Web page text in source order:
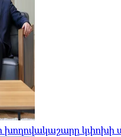
խողովակաշարը կփոխի